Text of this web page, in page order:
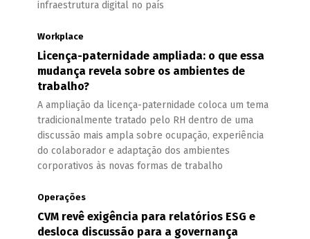
infraestrutura digital no país
Workplace
Licença-paternidade ampliada: o que essa
mudança revela sobre os ambientes de
trabalho?
A ampliação da licença-paternidade coloca um tema
tradicionalmente tratado pelo RH dentro de uma
discussão mais ampla sobre ocupação, experiência
do colaborador e adaptação dos ambientes
corporativos às novas formas de trabalho
Operações
CVM revê exigência para relatórios ESG e
desloca discussão para a governança